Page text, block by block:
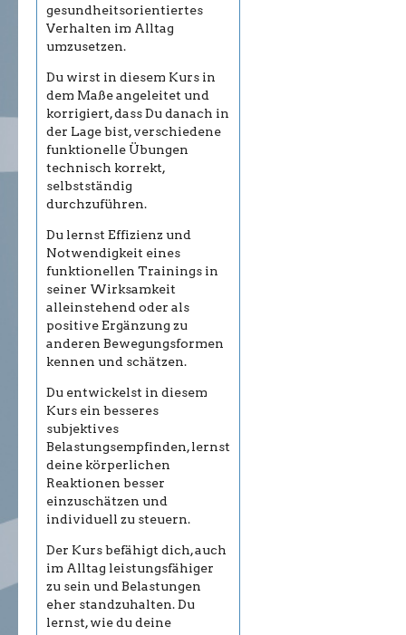
gesundheitsorientiertes
Verhalten im Alltag
umzusetzen.
Du wirst in diesem Kurs in
dem Maße angeleitet und
korrigiert, dass Du danach in
der Lage bist, verschiedene
funktionelle Übungen
technisch korrekt,
selbstständig
durchzuführen.
Du lernst Effizienz und
Notwendigkeit eines
funktionellen Trainings in
seiner Wirksamkeit
alleinstehend oder als
positive Ergänzung zu
anderen Bewegungsformen
kennen und schätzen.
Du entwickelst in diesem
Kurs ein besseres
subjektives
Belastungsempfinden, lernst
deine körperlichen
Reaktionen besser
einzuschätzen und
individuell zu steuern.
Der Kurs befähigt dich, auch
im Alltag leistungsfähiger
zu sein und Belastungen
eher standzuhalten. Du
lernst, wie du deine